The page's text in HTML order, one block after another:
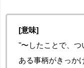
[意味]
"〜したことで、つ
ある事柄がきっか